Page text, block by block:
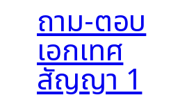
ถาม-ตอบ
เอกเทศ
สัญญา 1